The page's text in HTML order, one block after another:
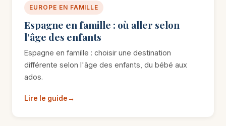
EUROPE EN FAMILLE
Espagne en famille : où aller selon
l’âge des enfants
Espagne en famille : choisir une destination
différente selon l'âge des enfants, du bébé aux
ados.
Lire le guide